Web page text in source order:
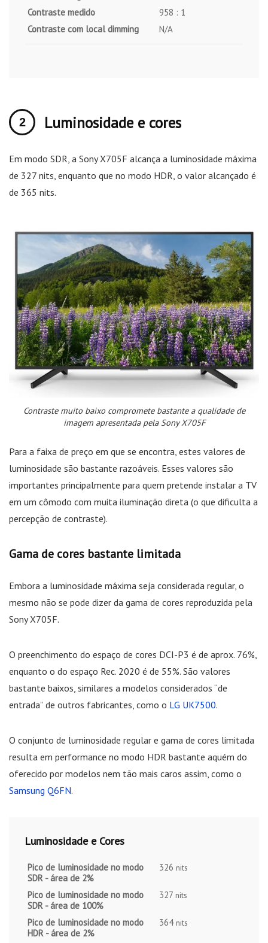
Contraste medido
958 : 1
Contraste com local dimming
N/A
Luminosidade e cores
Em modo SDR, a Sony X705F alcança a luminosidade máxima
de 327 nits, enquanto que no modo HDR, o valor alcançado é
de 365 nits.
Contraste muito baixo compromete bastante a qualidade de
imagem apresentada pela Sony X705F
Para a faixa de preço em que se encontra, estes valores de
luminosidade são bastante razoáveis. Esses valores são
importantes principalmente para quem pretende instalar a TV
em um cômodo com muita iluminação direta (o que dificulta a
percepção de contraste).
Gama de cores bastante limitada
Embora a luminosidade máxima seja considerada regular, o
mesmo não se pode dizer da gama de cores reproduzida pela
Sony X705F.
O preenchimento do espaço de cores DCI-P3 é de aprox. 76%,
enquanto o do espaço Rec. 2020 é de 55%. São valores
bastante baixos, similares a modelos considerados “de
entrada” de outros fabricantes, como o LG UK7500.
O conjunto de luminosidade regular e gama de cores limitada
resulta em performance no modo HDR bastante aquém do
oferecido por modelos nem tão mais caros assim, como o
Samsung Q6FN.
Luminosidade e Cores
Pico de luminosidade no modo
SDR - área de 2%
326 nits
Pico de luminosidade no modo
SDR - área de 100%
327 nits
Pico de luminosidade no modo
HDR - área de 2%
364 nits